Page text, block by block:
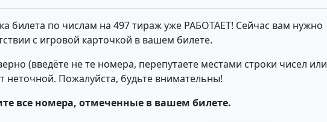
билета по числам на 497 тираж уже РАБОТАЕТ! Сейчас вам нужно
с игровой карточкой в вашем билете.
(введёте не те номера, перепутаете местами строки чисел или
неточной. Пожалуйста, будьте внимательны!
все номера, отмеченные в вашем билете.